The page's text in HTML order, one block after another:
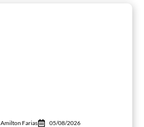
Amilton Farias 05/08/2026